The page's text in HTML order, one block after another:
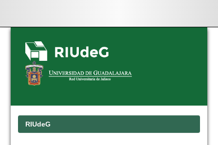
Skip
navigation
RIUdeG